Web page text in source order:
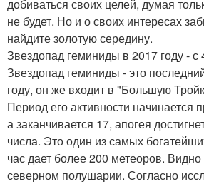
добиваться своих целей, думая
не будет. Но и о своих интересах
найдите золотую середину.
Звездопад геминиды в 2017 году - с
Звездопад геминиды - это
году, он же входит в "Большую
Период его активности начинается
а заканчивается 17, апогея
числа. Это один из самых
час дает более 200 метеоров. Видно
северном полушарии. Согласно